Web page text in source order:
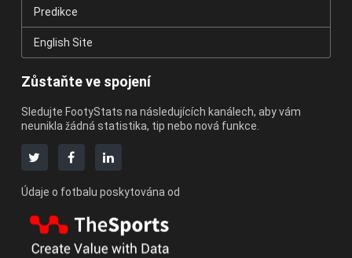
Predikce
English Site
Zůstaňte ve spojení
Sledujte FootyStats na následujících kanálech, aby vám
neunikla žádná statistika, tip nebo nová funkce.
Údaje o fotbalu poskytována od